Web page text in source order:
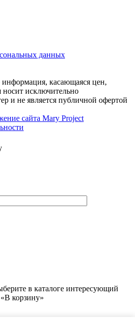
данных
информация, касающаяся цен,
носит исключительно
и не является публичной офертой
сайта Mary Project
в каталоге интересующий
корзину»